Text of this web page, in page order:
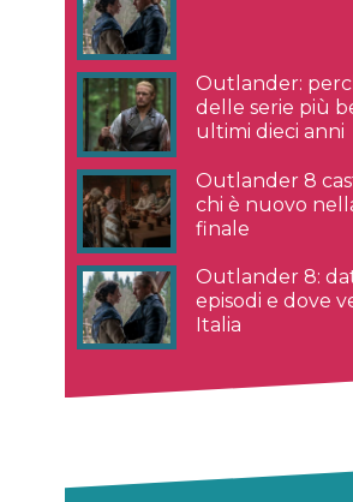
Outlander:
delle serie più
ultimi dieci anni
Outlander 8
chi è nuovo
finale
Outlander 8:
episodi e dove
Italia